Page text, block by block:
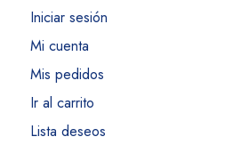
Iniciar sesión
Mi cuenta
Mis pedidos
Ir al carrito
Lista deseos